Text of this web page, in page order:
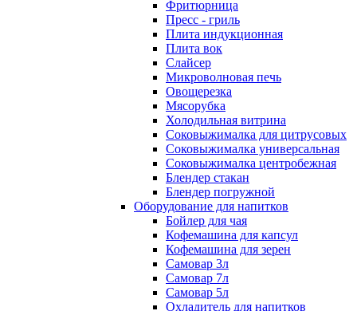
Фритюрница
Пресс - гриль
Плита индукционная
Плита вок
Слайсер
Микроволновая печь
Овощерезка
Мясорубка
Холодильная витрина
Соковыжималка для цитрусовых
Соковыжималка универсальная
Соковыжималка центробежная
Блендер стакан
Блендер погружной
Оборудование для напитков
Бойлер для чая
Кофемашина для капсул
Кофемашина для зерен
Самовар 3л
Самовар 7л
Самовар 5л
Охладитель для напитков